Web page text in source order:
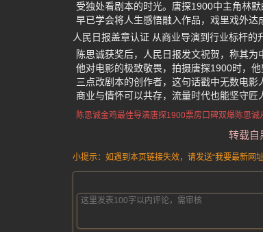
受独处看剧本的时光。唐探1900中主角林
早已学会将人生感悟融入作品，戏里戏外达
人民日报盖章认证 从商业导演到行业标杆的
陈思诚获奖后，人民日报发文祝贺，称其
他对电影的极致敬畏，拍摄唐探1900时，
三点改剧本的创作者，这句话戳中无数电影
商业与情怀可以共存，流量时代也能坚守匠
陈思诚金鸡最佳导演唐探1900票房口碑双爆陈思诚
转载自
小提示：如遇到本页链接失效，请发送“我要最新网